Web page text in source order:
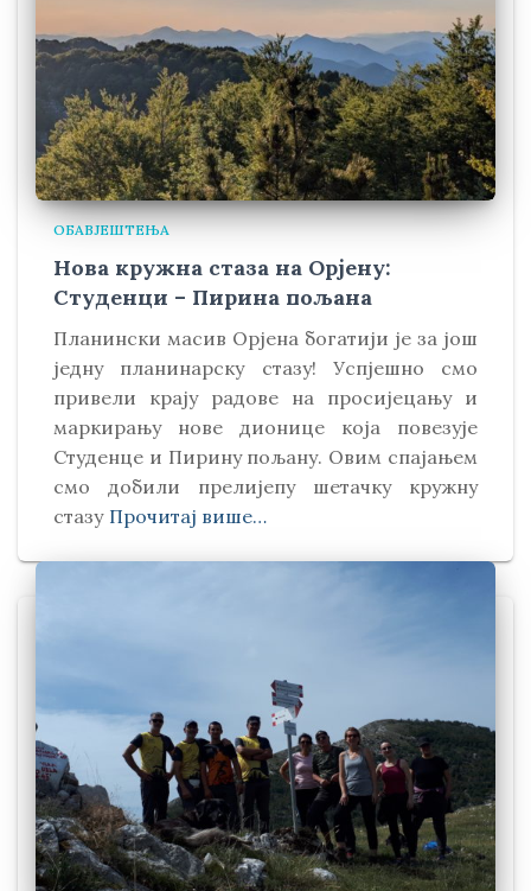
ОБАВЈЕШТЕЊА
Нова кружна стаза на Орјену:
Студенци – Пирина пољана
Планински масив Орјена богатији је за још
једну планинарску стазу! Успјешно смо
привели крају радове на просијецању и
маркирању нове дионице која повезује
Студенце и Пирину пољану. Овим спајањем
смо добили прелијепу шетачку кружну
стазу Прочитај више…